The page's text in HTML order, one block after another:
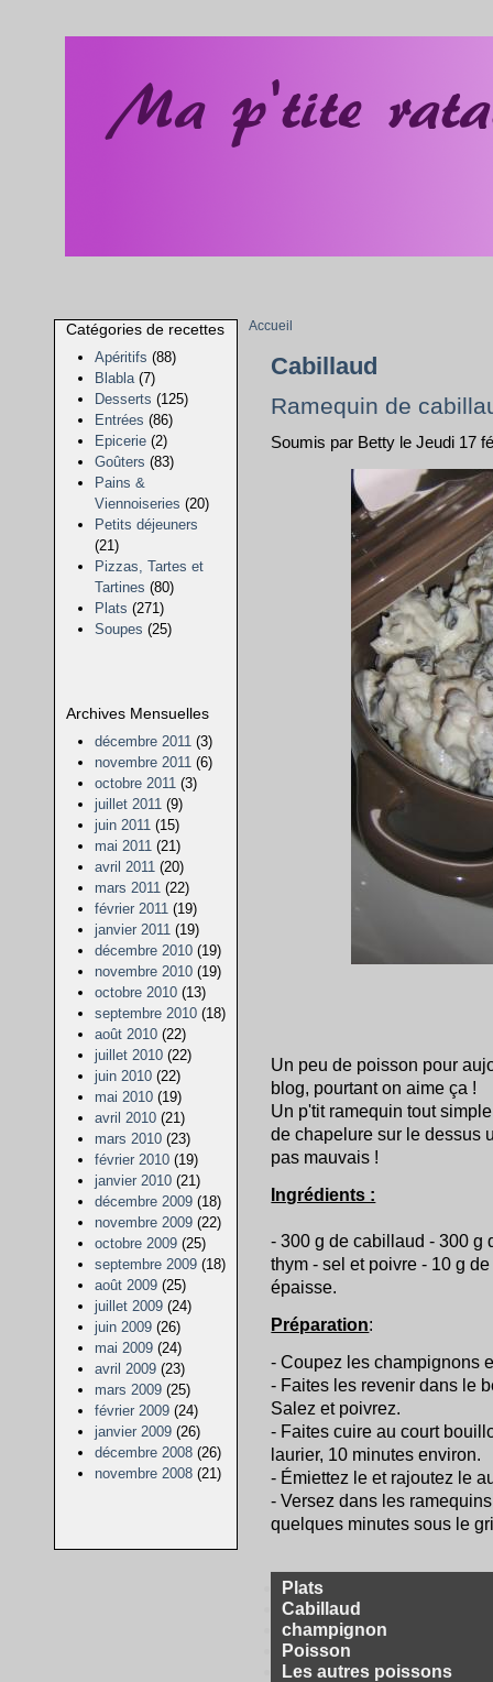
Catégories de recettes
Apéritifs (88)
Blabla (7)
Desserts (125)
Entrées (86)
Epicerie (2)
Goûters (83)
Pains &
Viennoiseries (20)
Petits déjeuners
(21)
Pizzas, Tartes et
Tartines (80)
Plats (271)
Soupes (25)
Archives Mensuelles
décembre 2011 (3)
novembre 2011 (6)
octobre 2011 (3)
juillet 2011 (9)
juin 2011 (15)
mai 2011 (21)
avril 2011 (20)
mars 2011 (22)
février 2011 (19)
janvier 2011 (19)
décembre 2010 (19)
novembre 2010 (19)
octobre 2010 (13)
septembre 2010 (18)
août 2010 (22)
juillet 2010 (22)
juin 2010 (22)
mai 2010 (19)
avril 2010 (21)
mars 2010 (23)
février 2010 (19)
janvier 2010 (21)
décembre 2009 (18)
novembre 2009 (22)
octobre 2009 (25)
septembre 2009 (18)
août 2009 (25)
juillet 2009 (24)
juin 2009 (26)
mai 2009 (24)
avril 2009 (23)
mars 2009 (25)
février 2009 (24)
janvier 2009 (26)
décembre 2008 (26)
novembre 2008 (21)
Accueil
Cabillaud
Ramequin de
Soumis par Betty le Jeudi 17
Un peu de poisson pour
blog, pourtant on aime ça !
Un p'tit ramequin tout
de chapelure sur le dessus
pas mauvais !
Ingrédients :
- 300 g de cabillaud - 300 g
thym - sel et poivre - 10 g
épaisse.
Préparation:
- Coupez les champignons
- Faites les revenir dans le
Salez et poivrez.
- Faites cuire au court
laurier, 10 minutes environ.
- Émiettez le et rajoutez le
- Versez dans les
quelques minutes sous le
Plats
Cabillaud
champignon
Poisson
Les autres poissons